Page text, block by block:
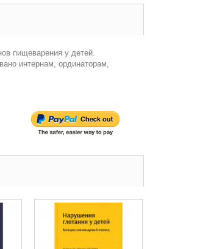
пищеварения у детей.
интернам, ординаторам,